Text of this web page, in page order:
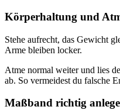
Körperhaltung und
Stehe aufrecht, das Gewicht
Arme bleiben locker.
Atme normal weiter und lies
ab. So vermeidest du falsche
Maßband richtig